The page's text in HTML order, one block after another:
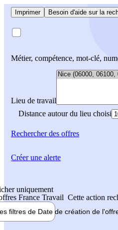
Imprimer Besoin d'aide sur la
Métier, compétence, mot-clé,
Lieu de travail
Distance autour du lieu choisi
Rechercherdes offres
uniquement
France Travail Cette action
filtres de Date de création de
Créer une alerte